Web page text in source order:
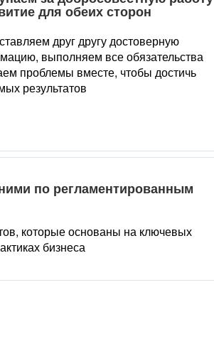
для обеих сторон
друг другу достоверную
выполняем все обязательства
проблемы вместе, чтобы достичь
результатов
по регламентированным
которые основаны на ключевых
бизнеса